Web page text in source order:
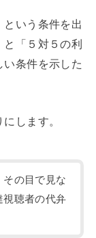
という条件を出
と「５対５の利
条件を示した
します。
その目で見な
視聴者の代弁